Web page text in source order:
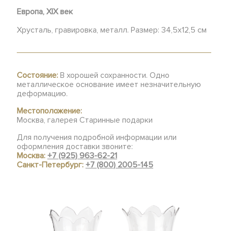
Европа, XIX век
Хрусталь, гравировка, металл. Размер: 34,5х12,5 см
Состояние: В хорошей сохранности. Одно
металлическое основание имеет незначительную
деформацию.
Местоположение:
Москва, галерея Старинные подарки
Для получения подробной информации или
оформления доставки звоните:
Москва:+7 (925) 963-62-21
Санкт-Петербург:+7 (800) 2005-145